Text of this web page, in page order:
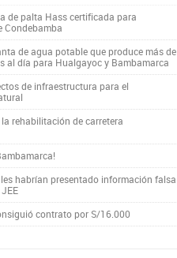
de palta Hass certificada para
Condebamba
de agua potable que produce más de
al día para Hualgayoc y Bambamarca
de infraestructura para el
rehabilitación de carretera
habrían presentado información falsa
contrato por S/16.000